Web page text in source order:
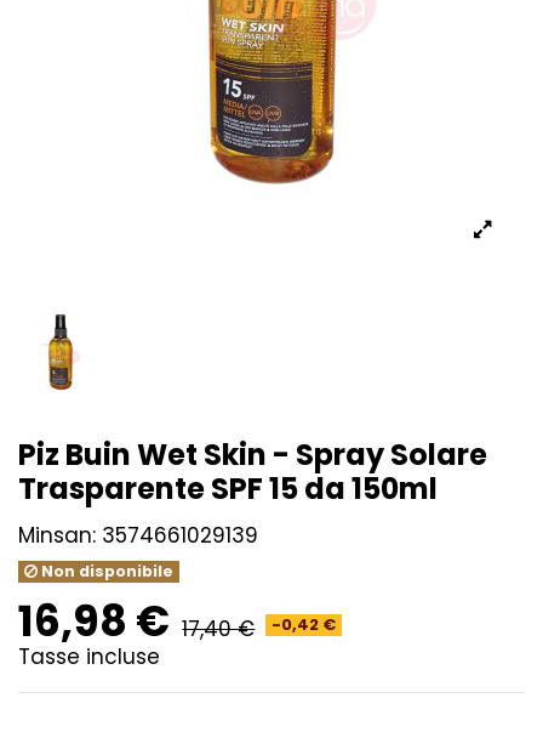
Piz Buin Wet Skin - Spray Solare
Trasparente SPF 15 da 150ml
Minsan: 3574661029139
Non disponibile
16,98 € 17,40 € -0,42 €
Tasse incluse